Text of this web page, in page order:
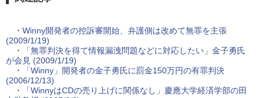
・ Winny開発者の控訴審開始、弁護側は改めて無罪を主張
(2009/1/19)
・
「無罪判決を得て情報漏洩問題などに対応したい」金子勇氏
が会見 (2009/1/19)
・
「Winny」開発者の金子勇氏に罰金150万円の有罪判決
(2006/12/13)
・
「WinnyはCDの売り上げに関係なし」慶應大学経済学部の田